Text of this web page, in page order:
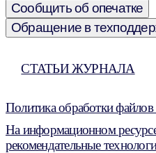
Сообщить об опечатке
Обращение в
СТАТЬИ ЖУРНАЛА
Политика обработки
На информационном
рекомендательные